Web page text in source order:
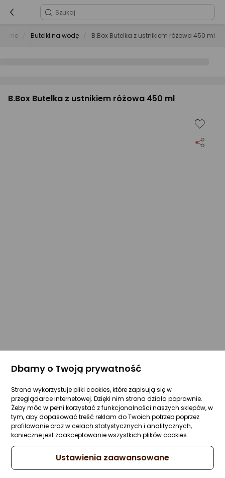
Butelki na wodę B.Box Butelka z ustnikiem różowa 450 ml
B.Box Butelka z ustnikiem różowa 450 ml
Dbamy o Twoją prywatność
Strona wykorzystuje pliki cookies, które zapisują się w
przeglądarce internetowej. Dzięki nim strona działa poprawnie.
Żeby móc w pełni korzystać z funkcjonalności naszych sklepów, w
tym, aby dopasować treść reklam do Twoich potrzeb poprzez
profilowanie oraz w celach statystycznych i analitycznych,
konieczne jest zaakceptowanie wszystkich plików cookies.
Ustawienia zaawansowane